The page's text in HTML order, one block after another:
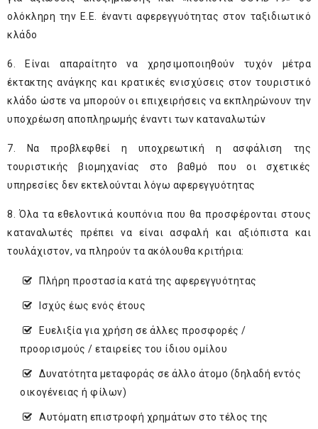
ολόκληρη την Ε.Ε. έναντι αφερεγγυότητας στον ταξιδιωτικό
κλάδο
6. Είναι απαραίτητο να χρησιμοποιηθούν τυχόν μέτρα
έκτακτης ανάγκης και κρατικές ενισχύσεις στον τουριστικό
κλάδο ώστε να μπορούν οι επιχειρήσεις να εκπληρώνουν την
υποχρέωση αποπληρωμής έναντι των καταναλωτών
7. Να προβλεφθεί η υποχρεωτική η ασφάλιση της
τουριστικής βιομηχανίας στο βαθμό που οι σχετικές
υπηρεσίες δεν εκτελούνται λόγω αφερεγγυότητας
8. Όλα τα εθελοντικά κουπόνια που θα προσφέρονται στους
καταναλωτές πρέπει να είναι ασφαλή και αξιόπιστα και
τουλάχιστον, να πληρούν τα ακόλουθα κριτήρια:
Πλήρη προστασία κατά της αφερεγγυότητας
Ισχύς έως ενός έτους
Ευελιξία για χρήση σε άλλες προσφορές /
προορισμούς / εταιρείες του ίδιου ομίλου
Δυνατότητα μεταφοράς σε άλλο άτομο (δηλαδή εντός
οικογένειας ή φίλων)
Αυτόματη επιστροφή χρημάτων στο τέλος της